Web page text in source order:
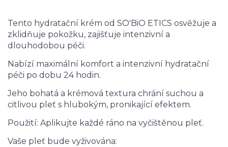
Tento hydratační krém od SO'BiO ETICS osvěžuje a
zklidňuje pokožku, zajišťuje intenzivní a
dlouhodobou péči.
Nabízí maximální komfort a intenzivní hydratační
péči po dobu 24 hodin.
Jeho bohatá a krémová textura chrání suchou a
citlivou pleť s hlubokým, pronikající efektem.
Použití: Aplikujte každé ráno na vyčištěnou pleť.
Vaše pleť bude vyživována: